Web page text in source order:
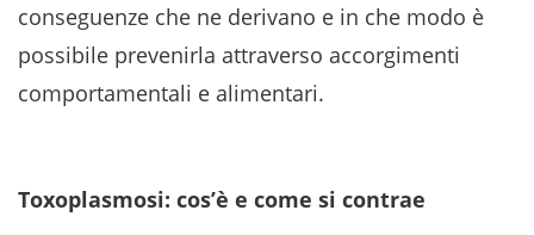
conseguenze che ne derivano e in che modo è
possibile prevenirla attraverso accorgimenti
comportamentali e alimentari.
Toxoplasmosi: cos’è e come si contrae